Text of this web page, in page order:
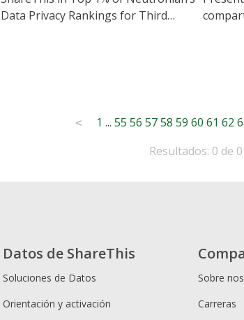
Data Privacy Rankings for Third
< 1 ... 55 56 5758 59 60 61 62
Resultados: 0 de 0
Datos de ShareThis
Soluciones de Datos
Orientación y activación
Sobre
Carreras